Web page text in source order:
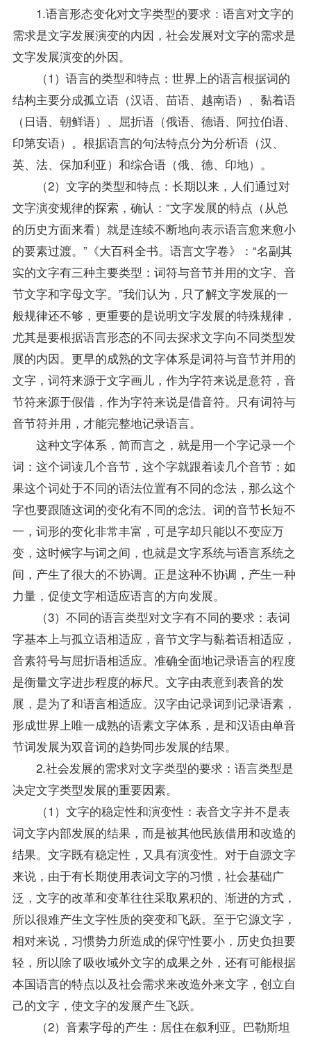
1.语言形态变化对文字类型的要求：语言对文字的
需求是文字发展演变的内因，社会发展对文字的需求是
文字发展演变的外因。
（1）语言的类型和特点：世界上的语言根据词的
结构主要分成孤立语（汉语、苗语、越南语）、黏着语
（日语、朝鲜语）、屈折语（俄语、德语、阿拉伯语、
印第安语）。根据语言的句法特点分为分析语（汉、
英、法、保加利亚）和综合语（俄、德、印地）。
（2）文字的类型和特点：长期以来，人们通过对
文字演变规律的探索，确认：“文字发展的特点（从总
的历史方面来看）就是连续不断地向表示语言愈来愈小
的要素过渡。”《大百科全书。语言文字卷》：“名副其
实的文字有三种主要类型：词符与音节并用的文字、音
节文字和字母文字。”我们认为，只了解文字发展的一
般规律还不够，更重要的是说明文字发展的特殊规律，
尤其是要根据语言形态的不同去探求文字向不同类型发
展的内因。更早的成熟的文字体系是词符与音节并用的
文字，词符来源于文字画儿，作为字符来说是意符，音
节符来源于假借，作为字符来说是借音符。只有词符与
音节符并用，才能完整地记录语言。
这种文字体系，简而言之，就是用一个字记录一个
词：这个词读几个音节，这个字就跟着读几个音节；如
果这个词处于不同的语法位置有不同的念法，那么这个
字也要跟随这词的变化有不同的念法。词的音节长短不
一，词形的变化非常丰富，可是字却只能以不变应万
变，这时候字与词之间，也就是文字系统与语言系统之
间，产生了很大的不协调。正是这种不协调，产生一种
力量，促使文字相适应语言的方向发展。
（3）不同的语言类型对文字有不同的要求：表词
字基本上与孤立语相适应，音节文字与黏着语相适应，
音素符号与屈折语相适应。准确全面地记录语言的程度
是衡量文字进步程度的标尺。文字由表意到表音的发
展，是为了和语言相适应。汉字由记录词到记录语素，
形成世界上唯一成熟的语素文字体系，是和汉语由单音
节词发展为双音词的趋势同步发展的结果。
2.社会发展的需求对文字类型的要求：语言类型是
决定文字类型发展的重要因素。
（1）文字的稳定性和演变性：表音文字并不是表
词文字内部发展的结果，而是被其他民族借用和改造的
结果。文字既有稳定性，又具有演变性。对于自源文字
来说，由于有长期使用表词文字的习惯，社会基础广
泛，文字的改革和变革往往采取累积的、渐进的方式，
所以很难产生文字性质的突变和飞跃。至于它源文字，
相对来说，习惯势力所造成的保守性要小，历史负担要
轻，所以除了吸收域外文字的成果之外，还有可能根据
本国语言的特点以及社会需求来改造外来文字，创立自
己的文字，使文字的发展产生飞跃。
（2）音素字母的产生：居住在叙利亚。巴勒斯坦